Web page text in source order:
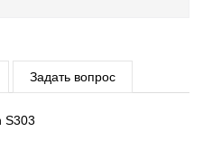
Задать вопрос
S303